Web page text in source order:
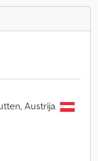
Austrija